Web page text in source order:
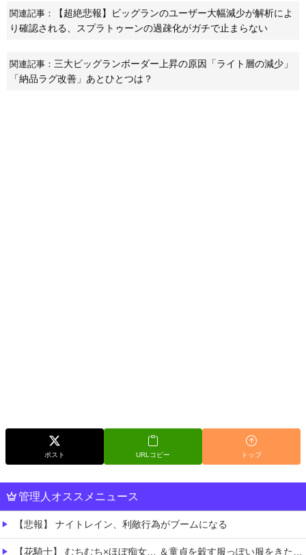
関連記事：
【超絶悲報】ビッグランのユーザー大幅減少が解析によ
り確認される、スプラトゥーンの過疎化がガチで止まらない
関連記事： 三大ビッグランボーダー上昇の原因「ライト層の減少」
「納品ラグ改善」あとひとつは？
ポスト URLコピー トップ
管理人オススメニュース
【悲報】 ナイトレイン、利敵行為がブームになる
【花騎士】 むちむち×ほぼ痴女… ＆童貞を穀す服っぽい服をきたホウオウボクへの反応！！！